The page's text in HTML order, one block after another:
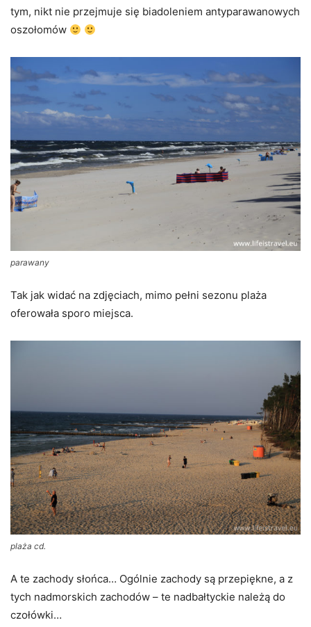
tym, nikt nie przejmuje się biadoleniem antyparawanowych
oszołomów
parawany
Tak jak widać na zdjęciach, mimo pełni sezonu plaża
oferowała sporo miejsca.
plaża cd.
A te zachody słońca… Ogólnie zachody są przepiękne, a z
tych nadmorskich zachodów – te nadbałtyckie należą do
czołówki…